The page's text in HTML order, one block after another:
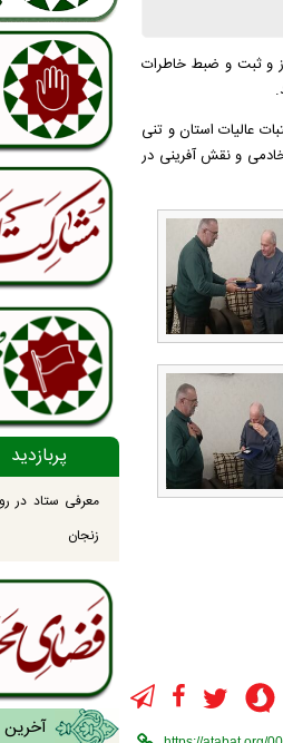
و ثبت و ضبط خاطرات
عالیات استان و تنی
و نقش آفرینی در
پربازدید
معرفی ستاد در
زنجان
آخرین